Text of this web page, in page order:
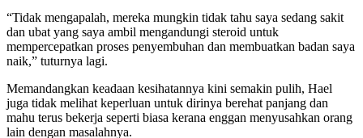
“Tidak mengapalah, mereka mungkin tidak tahu saya sedang sakit
dan ubat yang saya ambil mengandungi steroid untuk
mempercepatkan proses penyembuhan dan membuatkan badan saya
naik,” tuturnya lagi.
Memandangkan keadaan kesihatannya kini semakin pulih, Hael
juga tidak melihat keperluan untuk dirinya berehat panjang dan
mahu terus bekerja seperti biasa kerana enggan menyusahkan orang
lain dengan masalahnya.